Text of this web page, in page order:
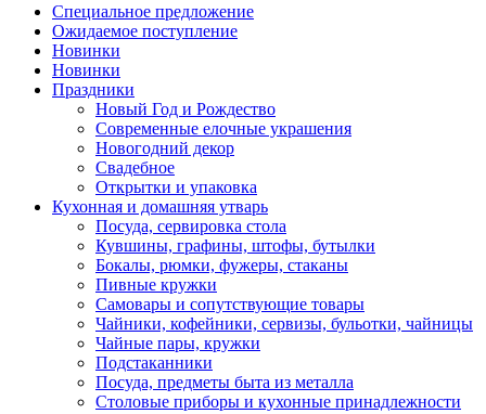
Специальное предложение
Ожидаемое поступление
Новинки
Новинки
Праздники
Новый Год и Рождество
Современные елочные украшения
Новогодний декор
Свадебное
Открытки и упаковка
Кухонная и домашняя утварь
Посуда, сервировка стола
Кувшины, графины, штофы, бутылки
Бокалы, рюмки, фужеры, стаканы
Пивные кружки
Самовары и сопутствующие товары
Чайники, кофейники, сервизы, бульотки, чайницы
Чайные пары, кружки
Подстаканники
Посуда, предметы быта из металла
Столовые приборы и кухонные принадлежности